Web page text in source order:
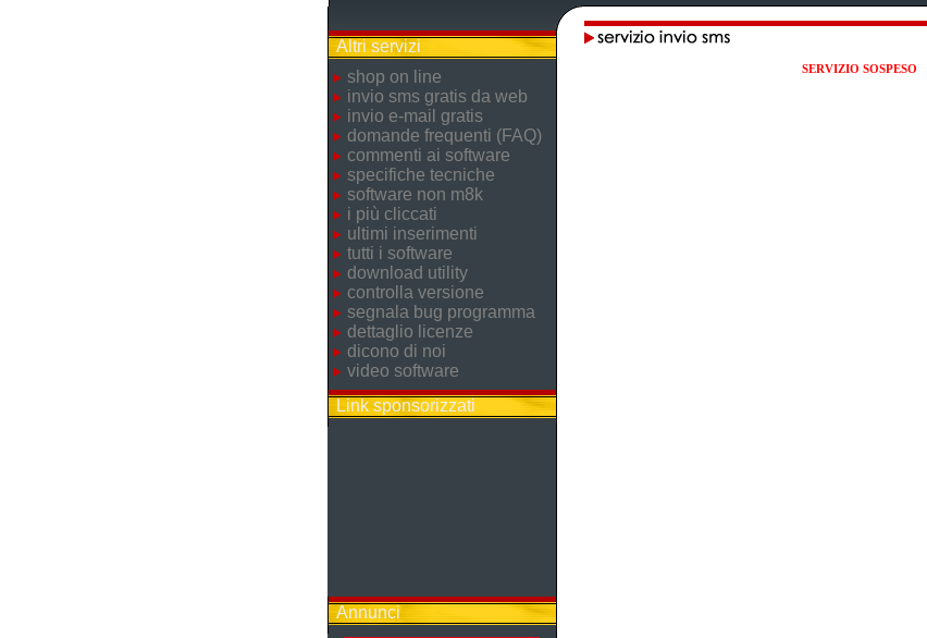
Altri servizi
shop on line
invio sms gratis da web
invio e-mail gratis
domande frequenti (FAQ)
commenti ai software
specifiche tecniche
software non m8k
i più cliccati
ultimi inserimenti
tutti i software
download utility
controlla versione
segnala bug programma
dettaglio licenze
dicono di noi
video software
Link sponsorizzati
Annunci
SERVIZIO SOSPESO